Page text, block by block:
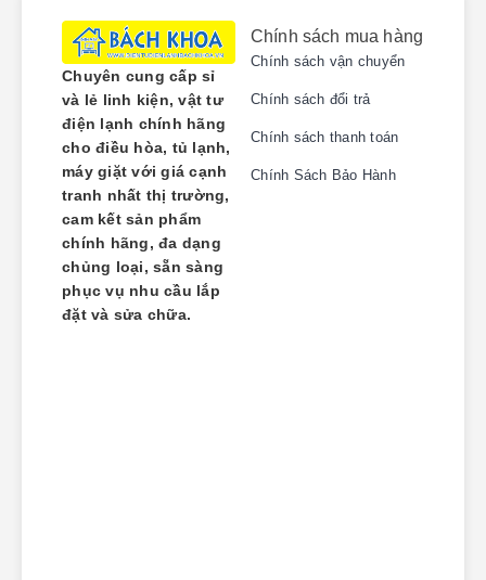
Chuyên cung cấp sỉ
và lẻ linh kiện, vật tư
điện lạnh chính hãng
cho điều hòa, tủ lạnh,
máy giặt với giá cạnh
tranh nhất thị trường,
cam kết sản phẩm
chính hãng, đa dạng
chủng loại, sẵn sàng
phục vụ nhu cầu lắp
đặt và sửa chữa.
Chính sách mua hàng
Chính sách vận chuyển
Chính sách đổi trả
Chính sách thanh toán
Chính Sách Bảo Hành